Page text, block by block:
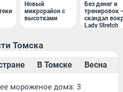
Новый
микрорайон с
высотками
Без денег и
тренировок
скандал
Lady Stretch
Томска
В Томске Весна
мороженое дома: 3